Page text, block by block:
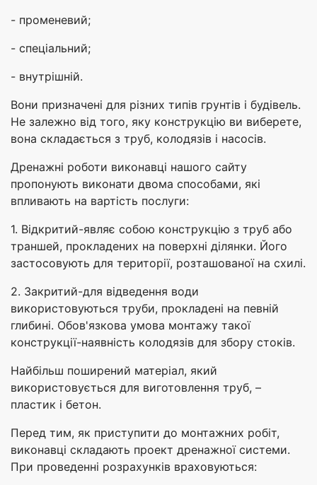
- променевий;
- спеціальний;
- внутрішній.
Вони призначені для різних типів грунтів і будівель.
Не залежно від того, яку конструкцію ви виберете,
вона складається з труб, колодязів і насосів.
Дренажні роботи виконавці нашого сайту
пропонують виконати двома способами, які
впливають на вартість послуги:
1. Відкритий-являє собою конструкцію з труб або
траншей, прокладених на поверхні ділянки. Його
застосовують для території, розташованої на схилі.
2. Закритий-для відведення води
використовуються труби, прокладені на певній
глибині. Обов'язкова умова монтажу такої
конструкції-наявність колодязів для збору стоків.
Найбільш поширений матеріал, який
використовується для виготовлення труб, –
пластик і бетон.
Перед тим, як приступити до монтажних робіт,
виконавці складають проект дренажної системи.
При проведенні розрахунків враховуються: